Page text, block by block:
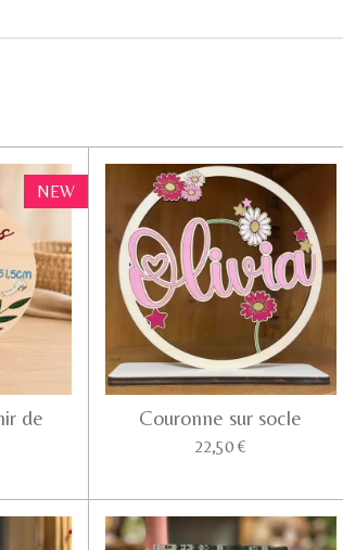
NEW
de
Couronne sur socle
22,50 €